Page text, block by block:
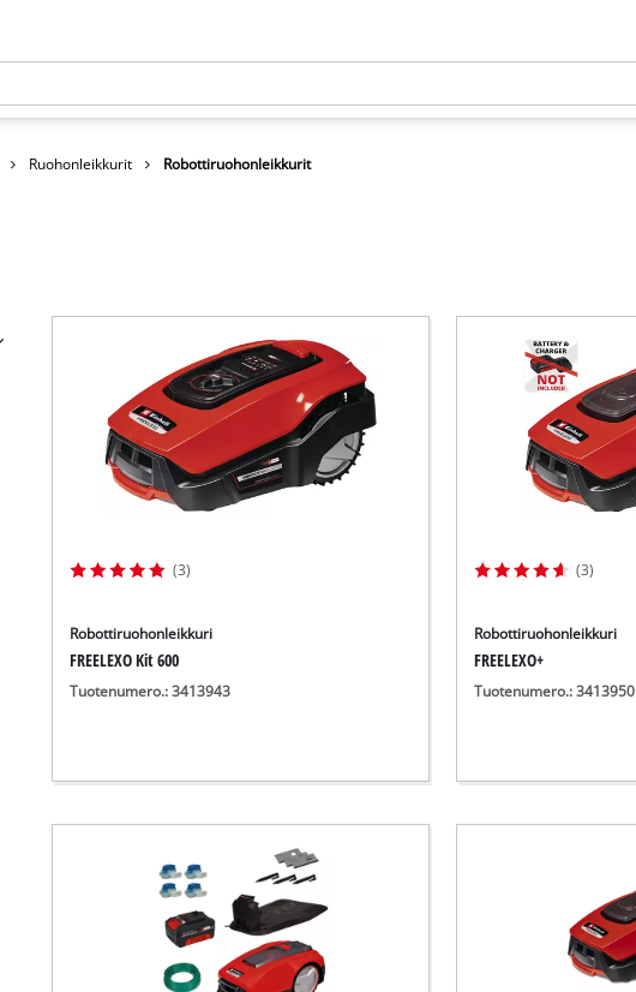
Ruohonleikkurit Robottiruohonleikkurit
(3)
Robottiruohonleikkuri
FREELEXO Kit 600
Tuotenumero.: 3413943
(3)
Robottiruohonleikkuri
FREELEXO+
Tuotenumero.: 3413950